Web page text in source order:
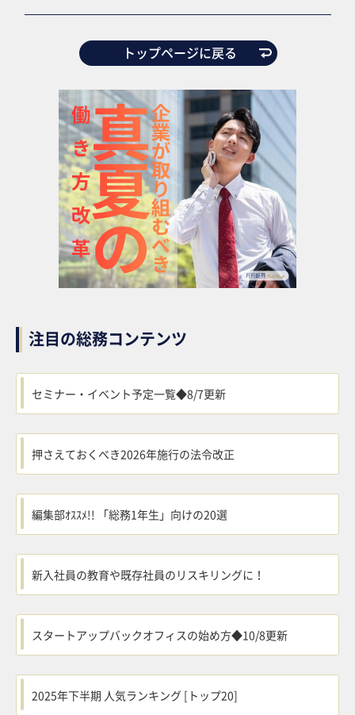
トップページに戻る
注目の総務コンテンツ
セミナー・イベント予定一覧◆8/7更新
押さえておくべき2026年施行の法令改正
編集部ｵｽｽﾒ!! 「総務1年生」向けの20選
新入社員の教育や既存社員のリスキリングに！
スタートアップバックオフィスの始め方◆10/8更新
2025年下半期 人気ランキング [トップ20]